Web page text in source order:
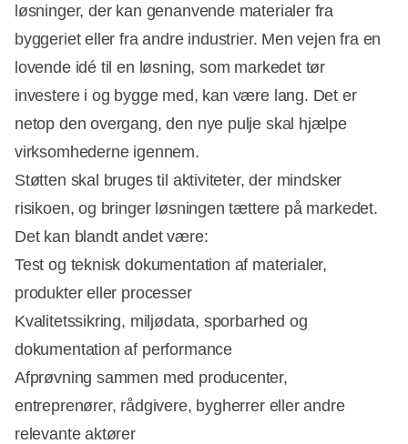
løsninger, der kan genanvende materialer fra
byggeriet eller fra andre industrier. Men vejen fra en
lovende idé til en løsning, som markedet tør
investere i og bygge med, kan være lang. Det er
netop den overgang, den nye pulje skal hjælpe
virksomhederne igennem.
Støtten skal bruges til aktiviteter, der mindsker
risikoen, og bringer løsningen tættere på markedet.
Det kan blandt andet være:
Test og teknisk dokumentation af materialer,
produkter eller processer
Kvalitetssikring, miljødata, sporbarhed og
dokumentation af performance
Afprøvning sammen med producenter,
entreprenører, rådgivere, bygherrer eller andre
relevante aktører